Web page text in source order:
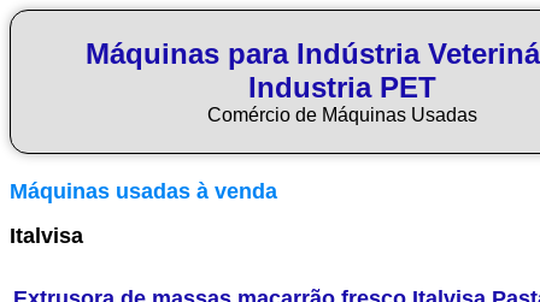
Máquinas para Indústria
Industria PET
Comércio de Máquinas Usadas
Máquinas usadas à venda
Italvisa